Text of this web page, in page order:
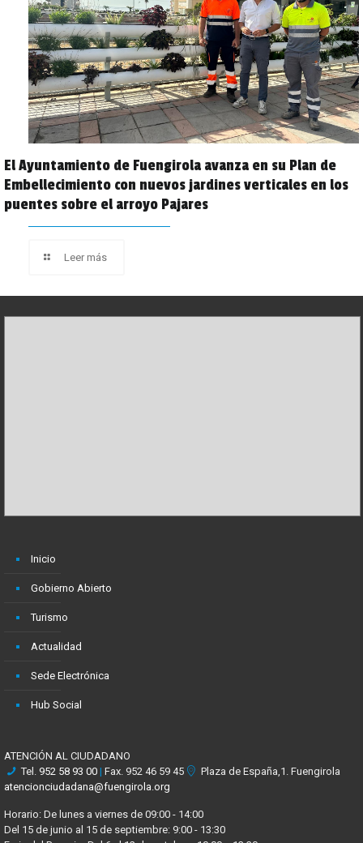
El Ayuntamiento de Fuengirola avanza en su Plan de
Embellecimiento con nuevos jardines verticales en los
puentes sobre el arroyo Pajares
Leer más
Inicio
Gobierno Abierto
Turismo
Actualidad
Sede Electrónica
Hub Social
ATENCIÓN AL CIUDADANO
Tel. 952 58 93 00 | Fax. 952 46 59 45
Plaza de España,1. Fuengirola
atencionciudadana@fuengirola.org
Horario: De lunes a viernes de 09:00 - 14:00
Del 15 de junio al 15 de septiembre: 9:00 - 13:30